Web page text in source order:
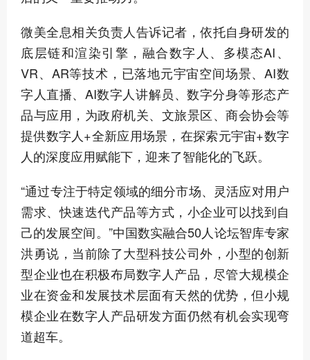
微美全息相关负责人告诉记者，依托自身研发的
底层链和渲染引擎，融合数字人、多模态AI、
VR、AR等技术，已落地元宇宙空间场景、AI数
字人直播、AI数字人讲解员、数字分身等形态产
品与应用，为政府机关、文旅景区、商会协会等
提供数字人+全新应用场景，在探索元宇宙+数字
人的深度应用赋能下，迎来了智能化的飞跃。
“通过专注于特定领域的细分市场、灵活应对用户
需求、快速迭代产品等方式，小企业可以找到自
己的发展空间。”中国数实融合50人论坛智库专家
洪勇说，当前除了大型科技公司外，小型的创新
型企业也在积极布局数字人产品，尽管大规模企
业在资金和发展技术层面有天然的优势，但小规
模企业在数字人产品研发方面仍然有机会实现弯
道超车。